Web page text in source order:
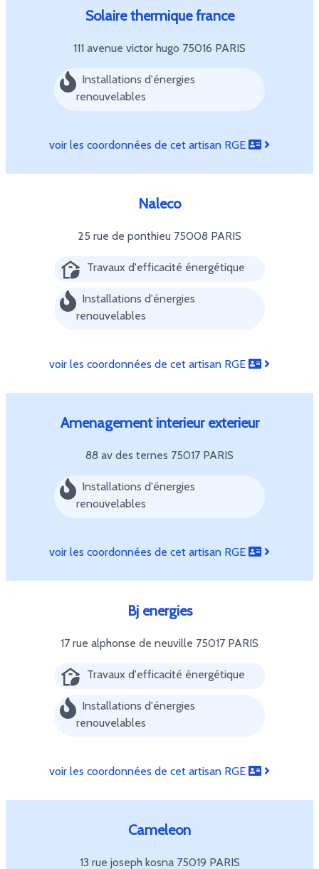
Solaire thermique france
111 avenue victor hugo 75016 PARIS
Installations d'énergies
renouvelables
voir les coordonnées de cet artisan RGE
Naleco
25 rue de ponthieu 75008 PARIS
Travaux d'efficacité énergétique
Installations d'énergies
renouvelables
voir les coordonnées de cet artisan RGE
Amenagement interieur exterieur
88 av des ternes 75017 PARIS
Installations d'énergies
renouvelables
voir les coordonnées de cet artisan RGE
Bj energies
17 rue alphonse de neuville 75017 PARIS
Travaux d'efficacité énergétique
Installations d'énergies
renouvelables
voir les coordonnées de cet artisan RGE
Cameleon
13 rue joseph kosna 75019 PARIS